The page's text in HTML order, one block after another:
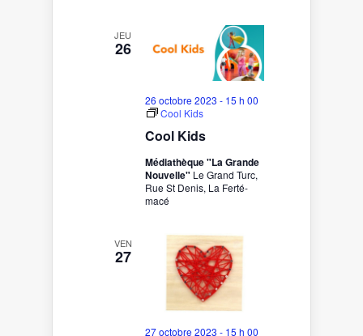
JEU
26
Cool Kids
26 octobre 2023 - 15 h 00
Cool Kids
Médiathèque "La Grande
Nouvelle" Le Grand Turc,
Rue St Denis, La Ferté-
macé
VEN
27
27 octobre 2023 - 15 h 00